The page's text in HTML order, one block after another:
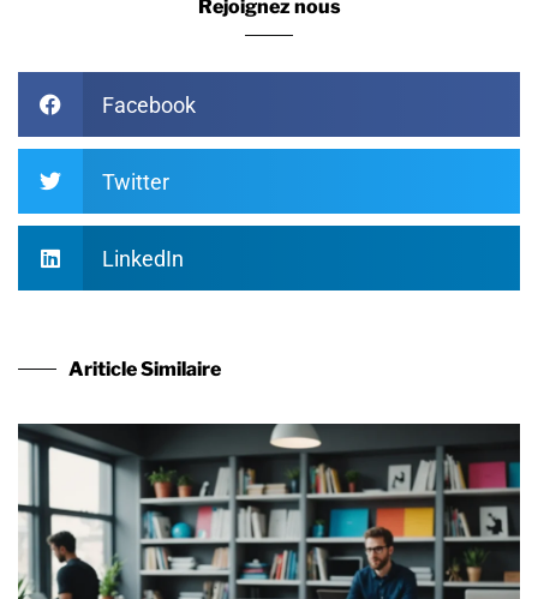
Rejoignez nous
Facebook
Twitter
LinkedIn
Ariticle Similaire